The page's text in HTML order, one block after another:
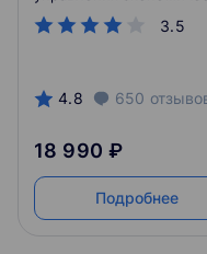
3.5
4.8 650
18 990 ₽
Подробнее